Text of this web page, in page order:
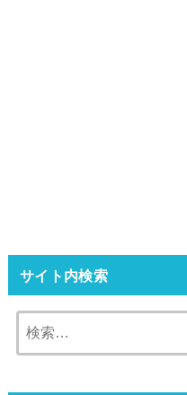
サイト内検索